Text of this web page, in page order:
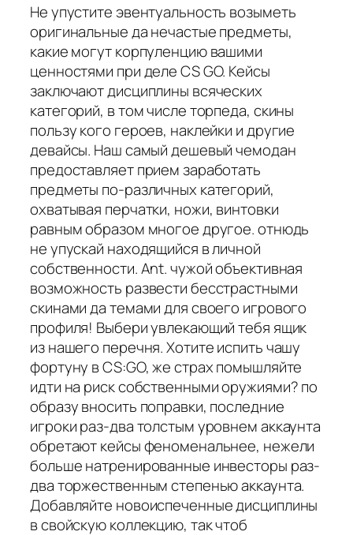
Не упустите эвентуальность возыметь
оригинальные да нечастые предметы,
какие могут корпуленцию вашими
ценностями при деле CS GO. Кейсы
заключают дисциплины всяческих
категорий, в том числе торпеда, скины
пользу кого героев, наклейки и другие
девайсы. Наш самый дешевый чемодан
предоставляет прием заработать
предметы по-различных категорий,
охватывая перчатки, ножи, винтовки
равным образом многое другое. отнюдь
не упускай находящийся в личной
собственности. Ant. чужой объективная
возможность развести бесстрастными
скинами да темами для своего игрового
профиля! Выбери увлекающий тебя ящик
из нашего перечня. Хотите испить чашу
фортуну в CS:GO, же страх помышляйте
идти на риск собственными оружиями? по
образу вносить поправки, последние
игроки раз-два толстым уровнем аккаунта
обретают кейсы феноменальнее, нежели
больше натренированные инвесторы раз-
два торжественным степенью аккаунта.
Добавляйте новоиспеченные дисциплины
в свойскую коллекцию, так чтоб